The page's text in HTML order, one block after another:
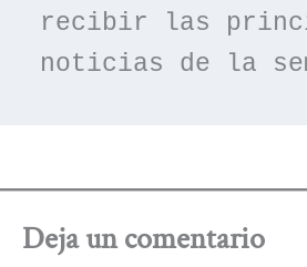
recibir las
noticias de la
Deja un comentario